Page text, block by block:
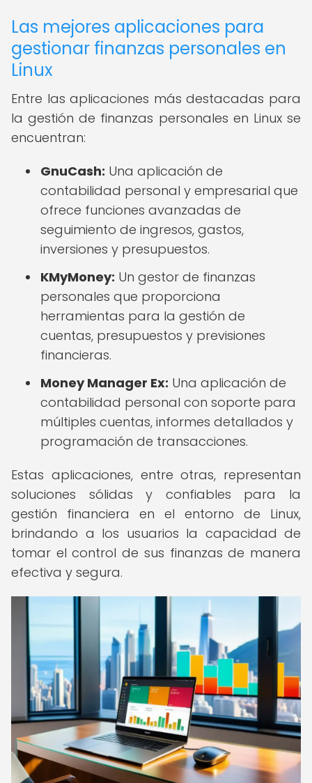
Las mejores aplicaciones para
gestionar finanzas personales en
Linux
Entre las aplicaciones más destacadas para
la gestión de finanzas personales en Linux se
encuentran:
GnuCash: Una aplicación de
contabilidad personal y empresarial que
ofrece funciones avanzadas de
seguimiento de ingresos, gastos,
inversiones y presupuestos.
KMyMoney: Un gestor de finanzas
personales que proporciona
herramientas para la gestión de
cuentas, presupuestos y previsiones
financieras.
Money Manager Ex: Una aplicación de
contabilidad personal con soporte para
múltiples cuentas, informes detallados y
programación de transacciones.
Estas aplicaciones, entre otras, representan
soluciones sólidas y confiables para la
gestión financiera en el entorno de Linux,
brindando a los usuarios la capacidad de
tomar el control de sus finanzas de manera
efectiva y segura.